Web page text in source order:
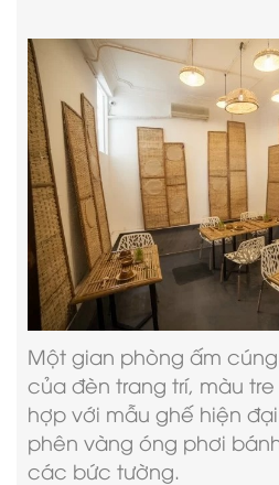
Một gian phòng ấm
của đèn trang trí, màu
hợp với mẫu ghế hiện
phên vàng óng phơi
các bức tường.